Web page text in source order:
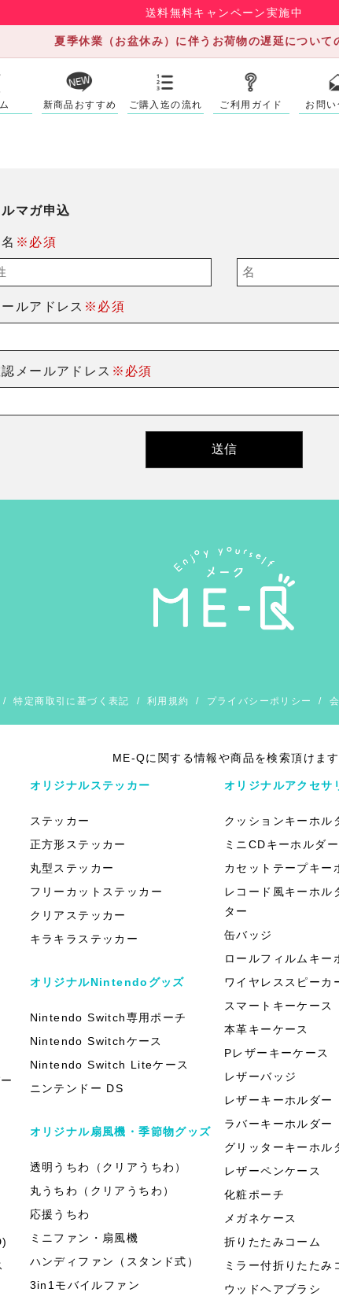
送料無料キャンペーン実施中
夏季休業（お盆休み）に伴うお荷物の遅延について
新商品おすすめ ご購入迄の流れ ご利用ガイド お問い
ルマガ申込
※必須
ールアドレス ※必須
メールアドレス ※必須
/特定商取引に基づく表記 / 利用規約 / プライバシーポリシー /
ME-Qに関する情報や商品を検索頂けます
オリジナルステッカー
ステッカー
正方形ステッカー
丸型ステッカー
フリーカットステッカー
クリアステッカー
キラキラステッカー
オリジナルNintendoグッズ
Nintendo Switch専用ポーチ
Nintendo Switchケース
Nintendo Switch Liteケース
ニンテンドー DS
オリジナル扇風機・季節物グッズ
透明うちわ（クリアうちわ）
丸うちわ（クリアうちわ）
応援うちわ
ミニファン・扇風機
ハンディファン（スタンド式）
3in1モバイルファン
オリジナルアクセサ
クッションキーホル
ミニCDキーホルダー
カセットテープキー
レコード風キーホル
ター
缶バッジ
ロールフィルムキー
ワイヤレススピーカ
スマートキーケース
本革キーケース
Pレザーキーケース
レザーバッジ
レザーキーホルダー
ラバーキーホルダー
グリッターキーホル
レザーペンケース
化粧ポーチ
メガネケース
折りたたみコーム
ミラー付折りたたみ
ウッドヘアブラシ